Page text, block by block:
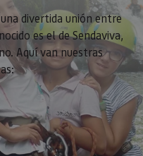
divertida unión entre
es el de Sendaviva,
Aquí van nuestras